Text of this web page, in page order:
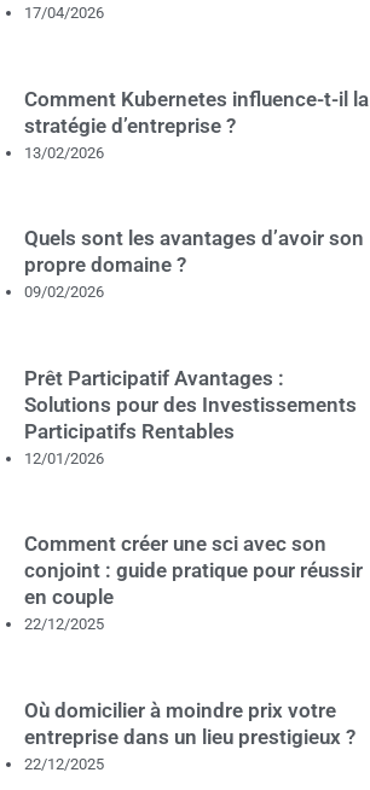
17/04/2026
Comment Kubernetes influence-t-il la
stratégie d’entreprise ?
13/02/2026
Quels sont les avantages d’avoir son
propre domaine ?
09/02/2026
Prêt Participatif Avantages :
Solutions pour des Investissements
Participatifs Rentables
12/01/2026
Comment créer une sci avec son
conjoint : guide pratique pour réussir
en couple
22/12/2025
Où domicilier à moindre prix votre
entreprise dans un lieu prestigieux ?
22/12/2025